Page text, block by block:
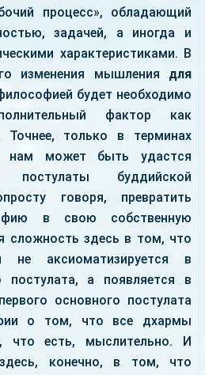
процесс», обладающий
задачей, а иногда и
характеристиками. В
изменения мышления для
будет необходимо
фактор как
Точнее, только в терминах
нам может быть удастся
постулаты буддийской
говоря, превратить
в свою собственную
сложность здесь в том, что
не аксиоматизируется в
постулата, а появляется в
основного постулата
о том, что все дхармы
что есть, мыслительно. И
конечно, в том, что